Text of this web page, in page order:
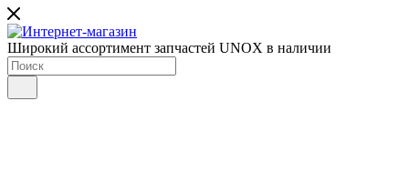
Широкий ассортимент запчастей UNOX в наличии